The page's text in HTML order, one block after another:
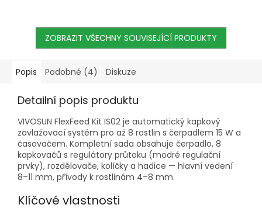
zpevněnou PVC výztuhami.
ZOBRAZIT VŠECHNY SOUVISEJÍCÍ PRODUKTY
Popis Podobné (4) Diskuze
Detailní popis produktu
VIVOSUN FlexFeed Kit IS02 je automatický kapkový
zavlažovací systém pro až 8 rostlin s čerpadlem 15 W a
časovačem. Kompletní sada obsahuje čerpadlo, 8
kapkovačů s regulátory průtoku (modré regulační
prvky), rozdělovače, kolíčky a hadice — hlavní vedení
8–11 mm, přívody k rostlinám 4–8 mm.
Klíčové vlastnosti